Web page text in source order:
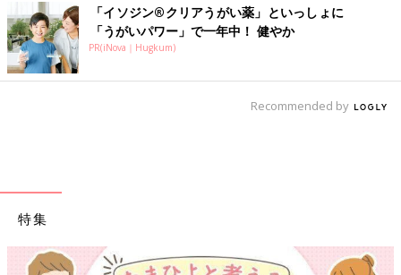
「イソジン®クリアうがい薬」といっしょに
「うがいパワー」で一年中！ 健やか
PR(iNova｜Hugkum)
Recommended by
特集
【ワクチン接種できるものも】妊婦の感染症対策、知っ